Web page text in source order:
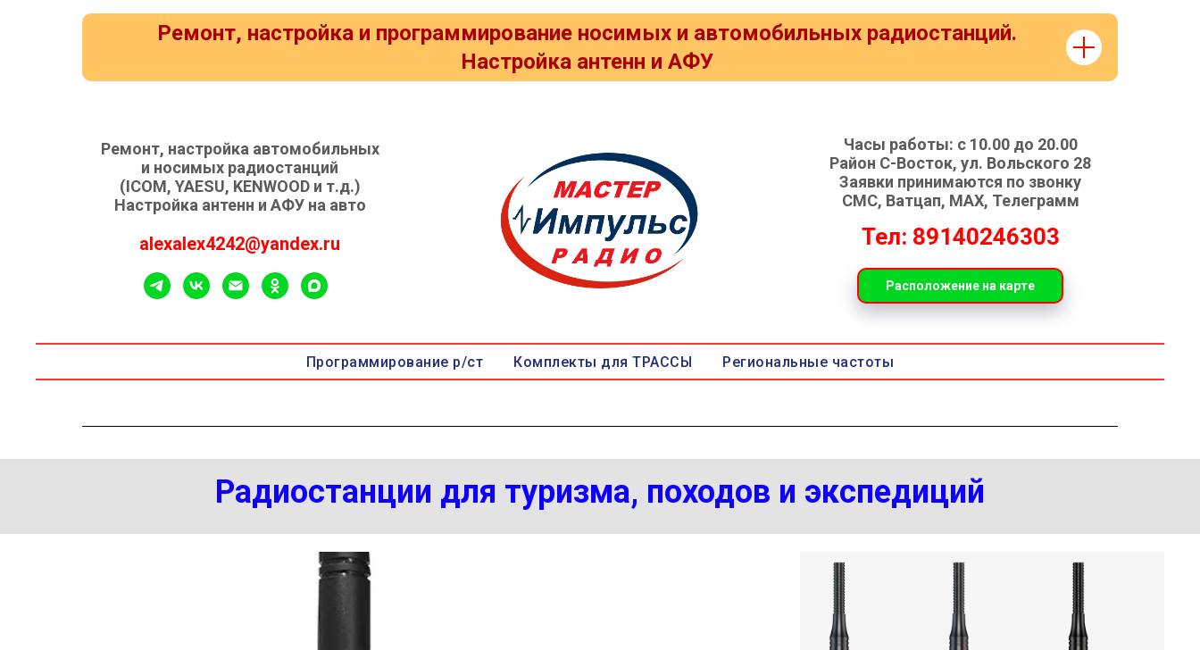
Ремонт, настройка и программирование носимых и автомобильных радиостанций.
Настройка антенн и АФУ
Ремонт, настройка автомобильных
и носимых радиостанций
(ICOM, YAESU, KENWOOD и т.д.)
Настройка антенн и АФУ на авто
alexalex4242@yandex.ru
Часы работы: с 10.00 до 20.00
Район С-Восток, ул. Вольского 28
Заявки принимаются по звонку
СМС, Ватцап, МАХ, Телеграмм
Тел: 89140246303
Расположение на карте
Программирование р/ст Комплекты для ТРАССЫ Региональные частоты
Радиостанции для туризма, походов и экспедиций